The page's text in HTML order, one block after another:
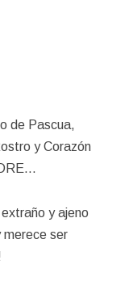
de Pascua,
y Corazón
y ajeno
merece ser